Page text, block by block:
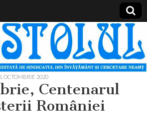
OCTOMBRIE 2020
Centenarul
României